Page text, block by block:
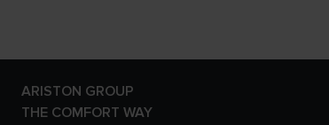
ARISTON GROUP
Il brand Ariston
THE COMFORT WAY